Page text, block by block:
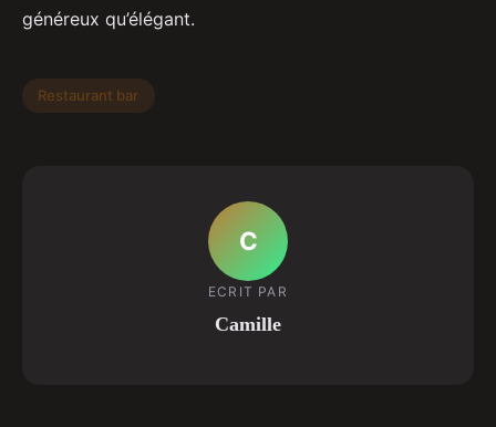
généreux qu’élégant.
Restaurant bar
C
ECRIT PAR
Camille